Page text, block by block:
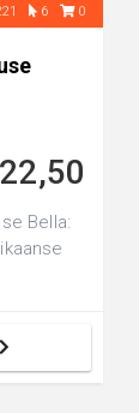
6 0
Bella: